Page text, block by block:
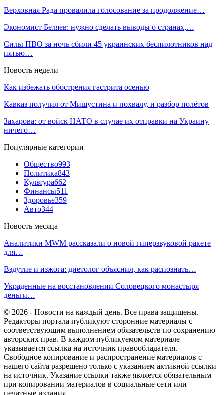
Верховная Рада провалила голосование за продолжение…
Экономист Беляев: нужно сделать выводы о странах,…
Силы ПВО за ночь сбили 45 украинских беспилотников над
пятью…
Новость недели
Как избежать обострения гастрита осенью
Кавказ получил от Мишустина и похвалу, и разбор полётов
Захарова: от войск НАТО в случае их отправки на Украину
ничего…
Популярные категории
Общество993
Политика843
Культура662
Финансы511
Здоровье359
Авто344
Новость месяца
Аналитики MWM рассказали о новой гиперзвуковой ракете
для…
Вздутие и изжога: диетолог объяснил, как распознать…
Украденные на восстановлении Соловецкого монастыря
деньги…
© 2026 - Новости на каждый день. Все права защищены.
Редакторы портала публикуют сторонние материалы с
соответствующим выполнением обязательств по сохранению
авторских прав. В каждом публикуемом материале
указывается ссылка на источник правообладателя.
Свободное копирование и распространение материалов с
нашего сайта разрешено только с указанием активной ссылки
на источник. Указание ссылки также является обязательным
при копировании материалов в социальные сети или
печатные издания.